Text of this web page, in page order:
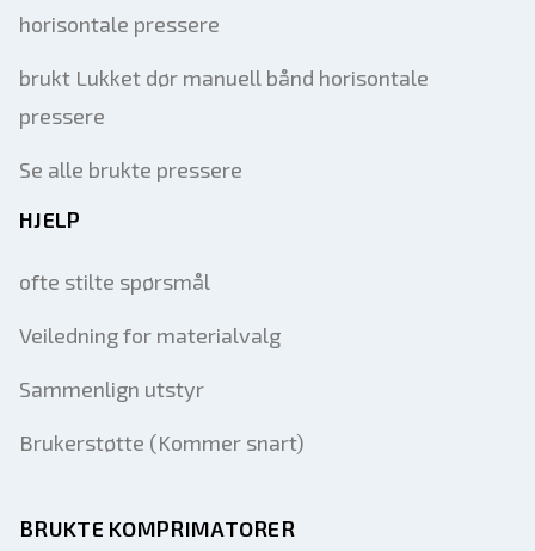
horisontale pressere
brukt Lukket dør manuell bånd horisontale
pressere
Se alle brukte pressere
HJELP
ofte stilte spørsmål
Veiledning for materialvalg
Sammenlign utstyr
Brukerstøtte (Kommer snart)
BRUKTE KOMPRIMATORER